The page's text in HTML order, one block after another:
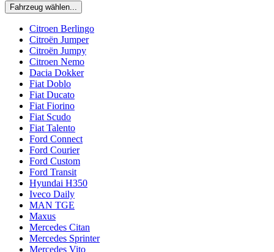
Fahrzeug wählen...
Citroen Berlingo
Citroën Jumper
Citroën Jumpy
Citroen Nemo
Dacia Dokker
Fiat Doblo
Fiat Ducato
Fiat Fiorino
Fiat Scudo
Fiat Talento
Ford Connect
Ford Courier
Ford Custom
Ford Transit
Hyundai H350
Iveco Daily
MAN TGE
Maxus
Mercedes Citan
Mercedes Sprinter
Mercedes Vito